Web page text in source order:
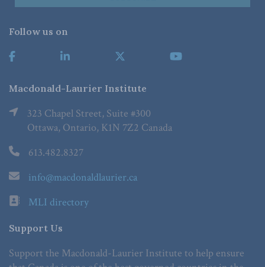
Follow us on
Macdonald-Laurier Institute
323 Chapel Street, Suite #300
Ottawa, Ontario, K1N 7Z2 Canada
613.482.8327
info@macdonaldlaurier.ca
MLI directory
Support Us
Support the Macdonald-Laurier Institute to help ensure